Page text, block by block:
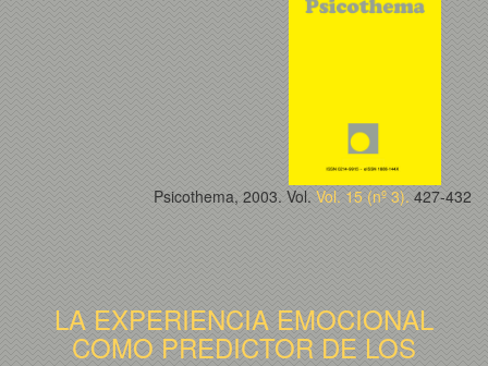
Psicothema, 2003. Vol. Vol. 15 (nº 3). 427-432
LA EXPERIENCIA EMOCIONAL
COMO PREDICTOR DE LOS